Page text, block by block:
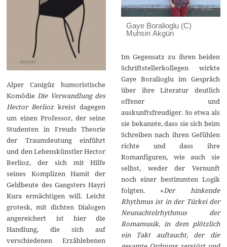
Alper Canigüz humoristische
KomödieDie Verwandlung des
Hector Berliozkreist dagegen
um einen Professor, der seine
Studenten in Freuds Theorie
der Traumdeutung einführt
und den Lebenskünstler Hector
Berlioz, der sich mit Hilfe
seines Komplizen Hamit der
Geldbeute des Gangsters Hayri
Kura ermächtigen will. Leicht
grotesk, mit dichten Dialogen
angereichert ist hier die
Handlung, die sich auf
verschiedenen Erzählebenen
Gaye Boralioglu (C)
Muhsin Akgün
Im Gegensatz zu ihren beiden
Schriftstellerkollegen wirkte
Gaye Boralioglu im Gespräch
über ihre Literatur deutlich
offener und
auskunftsfreudiger. So etwa als
sie bekannte, dass sie sich beim
Schreiben nach ihren Gefühlen
richte und dass ihre
Romanfiguren, wie auch sie
selbst, weder der Vernunft
noch einer bestimmten Logik
folgten. »Der hinkende
Rhythmus ist in der Türkei der
Neunachtelrhythmus der
Romamusik, in dem plötzlich
ein Takt auftaucht, der die